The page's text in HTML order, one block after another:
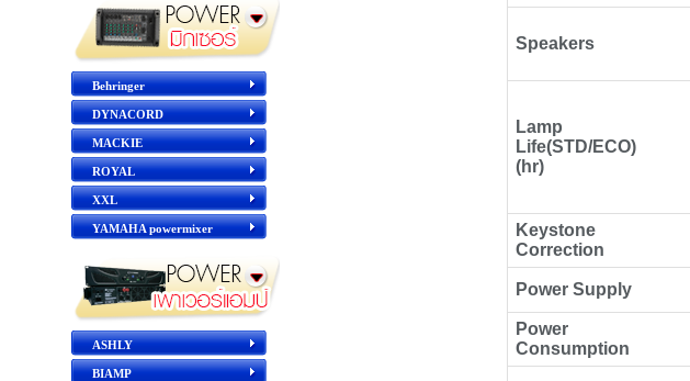
Behringer
DYNACORD
MACKIE
ROYAL
XXL
YAMAHA powermixer
ASHLY
BIAMP
Speakers
Lamp
Life(STD/ECO)
(hr)
Keystone
Correction
Power Supply
Power
Consumption